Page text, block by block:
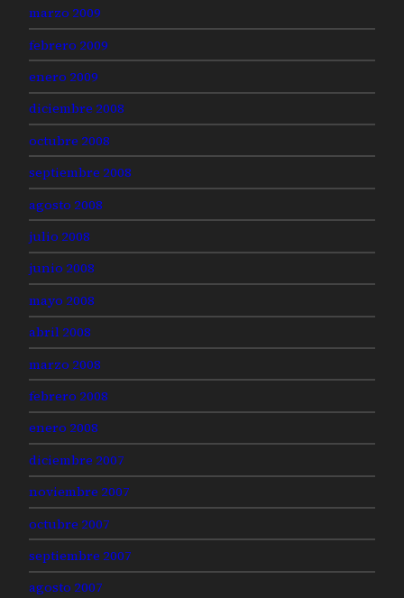
marzo 2009
febrero 2009
enero 2009
diciembre 2008
octubre 2008
septiembre 2008
agosto 2008
julio 2008
junio 2008
mayo 2008
abril 2008
marzo 2008
febrero 2008
enero 2008
diciembre 2007
noviembre 2007
octubre 2007
septiembre 2007
agosto 2007